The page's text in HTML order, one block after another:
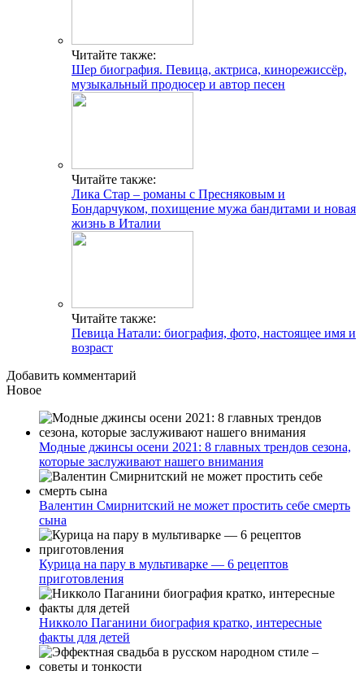
Читайте также:
Шер биография. Певица, актриса, кинорежиссёр,
музыкальный продюсер и автор песен
Читайте также:
Лика Стар – романы с Пресняковым и
Бондарчуком, похищение мужа бандитами и новая
жизнь в Италии
Читайте также:
Певица Натали: биография, фото, настоящее имя и
возраст
Добавить комментарий
Новое
Модные джинсы осени 2021: 8 главных трендов сезона,
которые заслуживают нашего внимания
Валентин Смирнитский не может простить себе смерть
сына
Курица на пару в мультиварке — 6 рецептов
приготовления
Никколо Паганини биография кратко, интересные
факты для детей